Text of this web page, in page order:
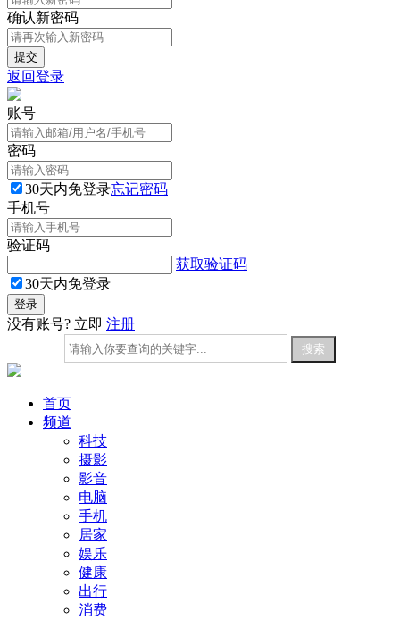
确认新密码
返回登录
账号
密码
30天内免登录忘记密码
手机号
验证码
获取验证码
30天内免登录
没有账号? 立即 注册
首页
频道
科技
摄影
影音
电脑
手机
居家
娱乐
健康
出行
消费